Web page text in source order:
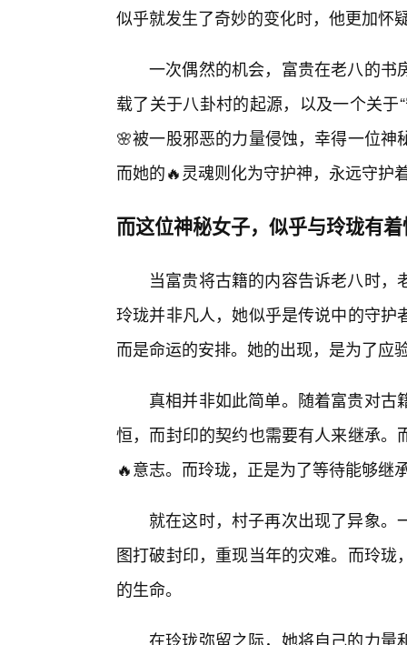
似乎就发生了奇妙的变化时，他更加怀
一次偶然的机会，富贵在老八的书
载了关于八卦村的起源，以及一个关
🌸被一股邪恶的力量侵蚀，幸得一位
而她的🔥灵魂则化为守护神，永远守护
而这位神秘女子，似乎与玲珑有
当富贵将古籍的内容告诉老八时
玲珑并非凡人，她似乎是传说中的守
而是命运的安排。她的出现，是为了应
真相并非如此简单。随着富贵对
恒，而封印的契约也需要有人来继承
🔥意志。而玲珑，正是为了等待能够继
就在这时，村子再次出现了异象
图打破封印，重现当年的灾难。而玲
的生命。
在玲珑弥留之际，她将自己的力量